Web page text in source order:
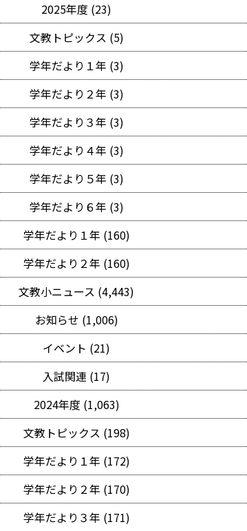
2025年度 (23)
文教トピックス (5)
学年だより１年 (3)
学年だより２年 (3)
学年だより３年 (3)
学年だより４年 (3)
学年だより５年 (3)
学年だより６年 (3)
学年だより１年 (160)
学年だより２年 (160)
文教小ニュース (4,443)
お知らせ (1,006)
イベント (21)
入試関連 (17)
2024年度 (1,063)
文教トピックス (198)
学年だより１年 (172)
学年だより２年 (170)
学年だより３年 (171)